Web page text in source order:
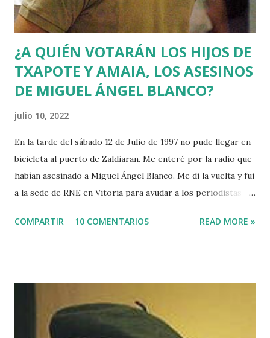
¿A QUIÉN VOTARÁN LOS HIJOS DE
TXAPOTE Y AMAIA, LOS ASESINOS
DE MIGUEL ÁNGEL BLANCO?
julio 10, 2022
En la tarde del sábado 12 de Julio de 1997 no pude llegar en
bicicleta al puerto de Zaldiaran. Me enteré por la radio que
habían asesinado a Miguel Ángel Blanco. Me di la vuelta y fui
a la sede de RNE en Vitoria para ayudar a los periodistas
pudiera ocurrir después de que se cumpliera el plazo de 48
Batasuna, Rufi Etxeberria, que hasta el año pasado fue
dirigente de Sortu. Tras aquel vil secuestro, las calles de
COMPARTIR 10 COMENTARIOS READ MORE »